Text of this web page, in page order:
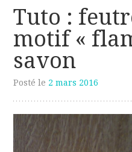
Tuto :
motif «
savon
Posté le 2 mars 2016